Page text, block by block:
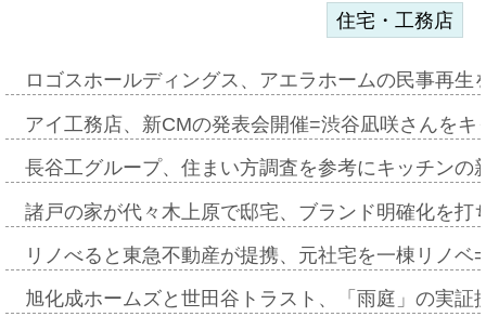
住宅・工務店
ロゴスホールディングス、アエラホームの民事再
アイ工務店、新CMの発表会開催=渋谷凪咲さんを
長谷工グループ、住まい方調査を参考にキッチン
諸戸の家が代々木上原で邸宅、ブランド明確化を
リノべると東急不動産が提携、元社宅を一棟リノ
旭化成ホームズと世田谷トラスト、「雨庭」の実